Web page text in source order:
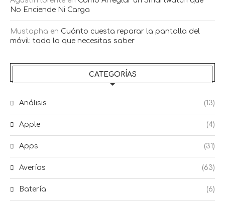
No Enciende Ni Carga
Mustapha en Cuánto cuesta reparar la pantalla del
móvil: todo lo que necesitas saber
CATEGORÍAS
Análisis (13)
Apple (4)
Apps (31)
Averías (63)
Batería (6)